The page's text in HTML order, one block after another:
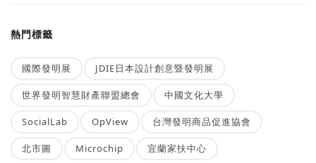
熱門標籤
國際發明展 JDIE日本設計創意暨發明展
世界發明智慧財產聯盟總會 中國文化大學
SocialLab OpView 台灣發明商品促進協會
北市圖 Microchip 宜蘭家扶中心